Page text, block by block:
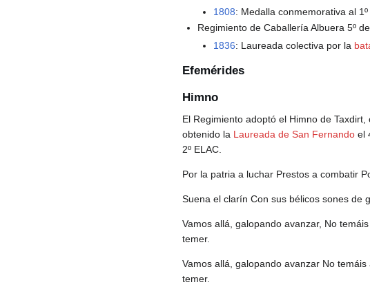
1808: Medalla conmemorativa al
Regimiento de Caballería Albuera 5º
1836: Laureada colectiva por la
Efemérides
Himno
El Regimiento adoptó el Himno de
obtenido la Laureada de San Fernando el
2º ELAC.
Por la patria a luchar Prestos a combatir
Suena el clarín Con sus bélicos sones de
Vamos allá, galopando avanzar, No
temer.
Vamos allá, galopando avanzar No
temer.